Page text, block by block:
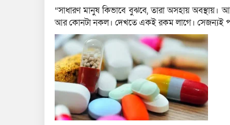
“সাধারণ মানুষ কিভাবে বুঝবে, তারা অসহায়
আর কোনটা নকল। দেখতে একই রকম লাগে। সেজন্যই